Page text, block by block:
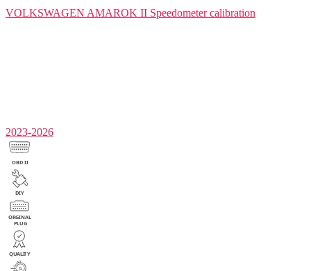
VOLKSWAGEN AMAROK II Speedometer calibration
2023-2026